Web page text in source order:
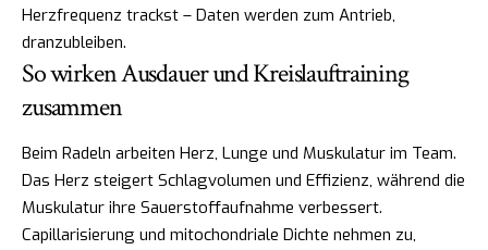
Herzfrequenz trackst – Daten werden zum Antrieb,
dranzubleiben.
So wirken Ausdauer und Kreislauftraining
zusammen
Beim Radeln arbeiten Herz, Lunge und Muskulatur im Team.
Das Herz steigert Schlagvolumen und Effizienz, während die
Muskulatur ihre Sauerstoffaufnahme verbessert.
Capillarisierung und mitochondriale Dichte nehmen zu,